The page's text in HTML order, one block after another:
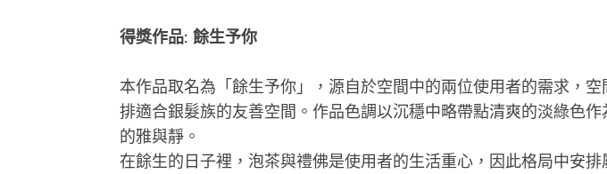
得獎作品: 餘生予你
本作品取名為「餘生予你」，源自於空間中的兩位使用者的需求，
排適合銀髮族的友善空間。作品色調以沉穩中略帶點清爽的淡綠色
的雅與靜。
在餘生的日子裡，泡茶與禮佛是使用者的生活重心，因此格局中安